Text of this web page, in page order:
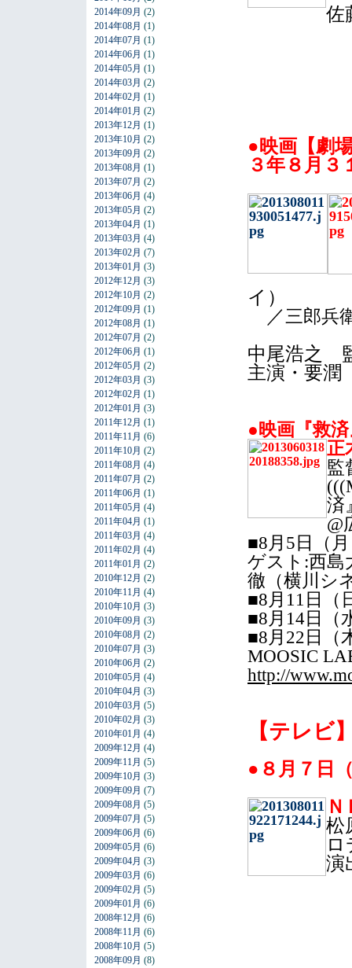
2014年09月 (2)
2014年08月 (1)
2014年07月 (1)
2014年06月 (1)
2014年05月 (1)
2014年03月 (2)
2014年02月 (1)
2014年01月 (2)
2013年12月 (1)
2013年10月 (2)
2013年09月 (2)
2013年08月 (1)
2013年07月 (2)
2013年06月 (4)
2013年05月 (2)
2013年04月 (1)
2013年03月 (4)
2013年02月 (7)
2013年01月 (3)
2012年12月 (3)
2012年10月 (2)
2012年09月 (1)
2012年08月 (1)
2012年07月 (2)
2012年06月 (1)
2012年05月 (2)
2012年03月 (3)
2012年02月 (1)
2012年01月 (3)
2011年12月 (1)
2011年11月 (6)
2011年10月 (2)
2011年08月 (4)
2011年07月 (2)
2011年06月 (1)
2011年05月 (4)
2011年04月 (1)
2011年03月 (4)
2011年02月 (4)
2011年01月 (2)
2010年12月 (2)
2010年11月 (4)
2010年10月 (3)
2010年09月 (3)
2010年08月 (2)
2010年07月 (3)
2010年06月 (2)
2010年05月 (4)
2010年04月 (3)
2010年03月 (5)
2010年02月 (3)
2010年01月 (4)
2009年12月 (4)
2009年11月 (5)
2009年10月 (3)
2009年09月 (7)
2009年08月 (5)
2009年07月 (5)
2009年06月 (6)
2009年05月 (6)
2009年04月 (3)
2009年03月 (6)
2009年02月 (5)
2009年01月 (6)
2008年12月 (6)
2008年11月 (6)
2008年10月 (5)
2008年09月 (8)
佐
●映画【劇
３年８月３
イ）
／三郎兵
中尾浩之
主演・要潤
●映画『救
正
監
済
@
■8月5日（
ゲスト:西島
徹（横川シ
■8月11日（
■8月14日（
■8月22日（
MOOSIC
http://
【テレビ
●８月７日
松
ロ
演